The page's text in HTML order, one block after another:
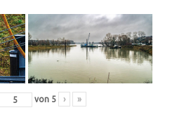
von 5 › »